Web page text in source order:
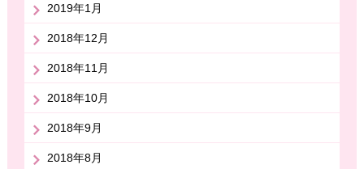
2019年1月
2018年12月
2018年11月
2018年10月
2018年9月
2018年8月